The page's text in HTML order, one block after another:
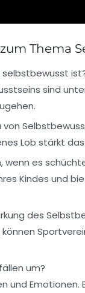
Thema
selbstbewusst
sind
von
Lob stärkt
wenn es
Kindes und
des
können
um?
und